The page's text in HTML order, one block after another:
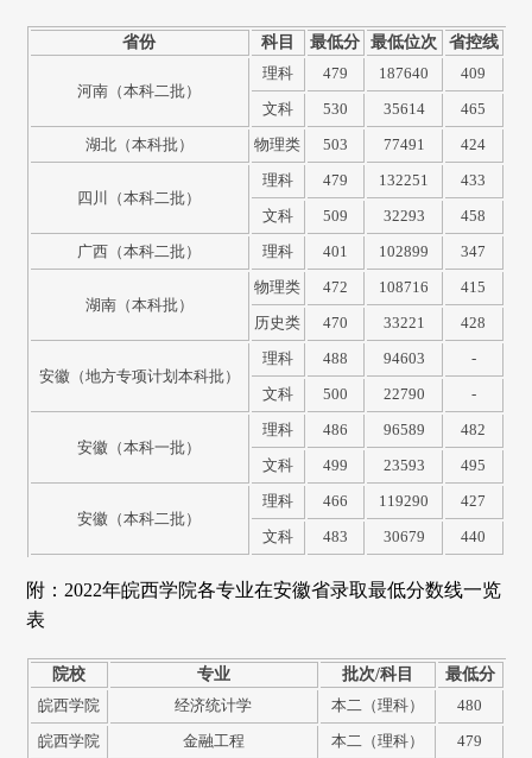
省份 科目 最低分 最低位次 省控线
河南（本科二批）
理科 479 187640
409
文科
530 35614
465
湖北（本科批）
物理类 503 77491 424
四川（本科二批）
理科 479 132251
433
文科
509 32293
458
广西（本科二批）
理科 401 102899 347
湖南（本科批）
物理类 472 108716
415
历史类
470 33221 428
安徽（地方专项计划本科批）
理科 488 94603
-
文科
500 22790 -
安徽（本科一批）
理科 486 96589
482
文科
499 23593 495
安徽（本科二批）
理科 466 119290
427
文科
483 30679 440
附：2022年皖西学院各专业在安徽省录取最低分数线一览
表
院校 专业 批次/科目
最低分
皖西学院
经济统计学 本二（理科）
480
皖西学院
金融工程 本二（理科）
479